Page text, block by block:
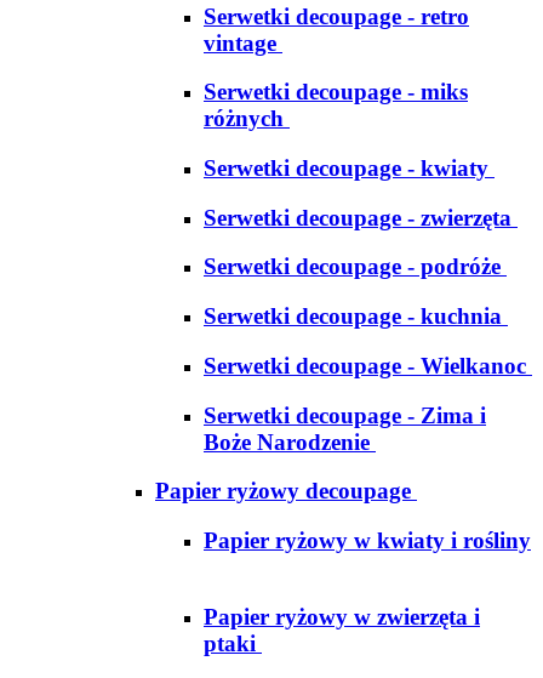
Serwetki decoupage - retro
vintage
Serwetki decoupage - miks
różnych
Serwetki decoupage - kwiaty
Serwetki decoupage - zwierzęta
Serwetki decoupage - podróże
Serwetki decoupage - kuchnia
Serwetki decoupage - Wielkanoc
Serwetki decoupage - Zima i
Boże Narodzenie
Papier ryżowy decoupage
Papier ryżowy w kwiaty i rośliny
Papier ryżowy w zwierzęta i
ptaki